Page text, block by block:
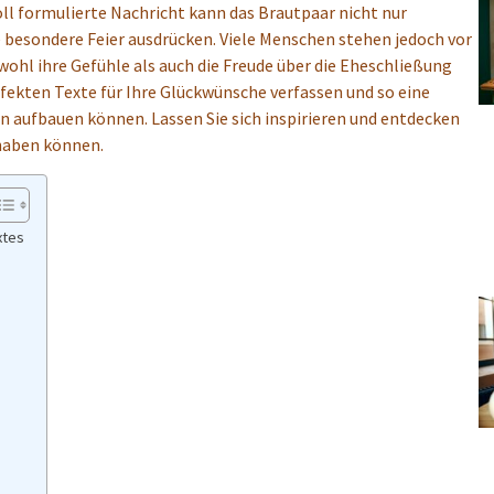
formulierte Nachricht kann das Brautpaar nicht nur
Feier ausdrücken. Viele Menschen stehen jedoch vor
ihre Gefühle als auch die Freude über die Eheschließung
Texte für Ihre Glückwünsche verfassen und so eine
können. Lassen Sie sich inspirieren und entdecken
können.